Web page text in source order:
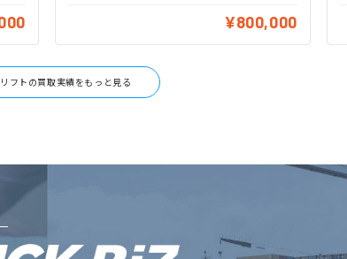
¥800,000
フトの買取実績をもっと見る